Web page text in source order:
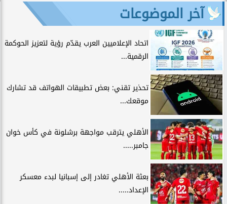
آخر الموضوعات
اتحاد الإعلاميين العرب يقدّم رؤية لتعزيز الحوكمة
الرقمية...
تحذير تقني: بعض تطبيقات الهواتف قد تشارك
موقعك...
الأهلي يترقب مواجهة برشلونة في كأس خوان
جامبر.....
بعثة الأهلي تغادر إلى إسبانيا لبدء معسكر
الإعداد.....